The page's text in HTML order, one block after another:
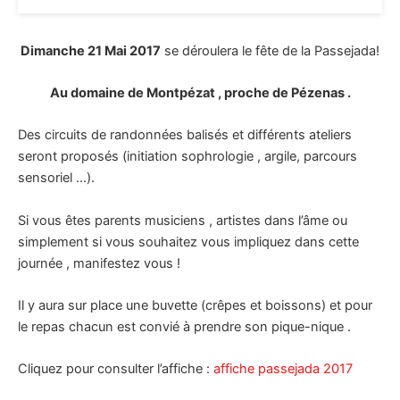
Dimanche 21 Mai 2017 se déroulera le fête de la Passejada!
Au domaine de Montpézat , proche de Pézenas .
Des circuits de randonnées balisés et différents ateliers
seront proposés (initiation sophrologie , argile, parcours
sensoriel …).
Si vous êtes parents musiciens , artistes dans l’âme ou
simplement si vous souhaitez vous impliquez dans cette
journée , manifestez vous !
Il y aura sur place une buvette (crêpes et boissons) et pour
le repas chacun est convié à prendre son pique-nique .
Cliquez pour consulter l’affiche : affiche passejada 2017